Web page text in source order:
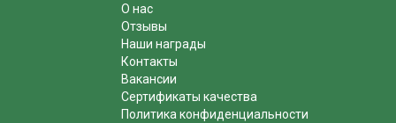
О нас
Отзывы
Наши награды
Контакты
Вакансии
Сертификаты качества
Политика конфиденциальности